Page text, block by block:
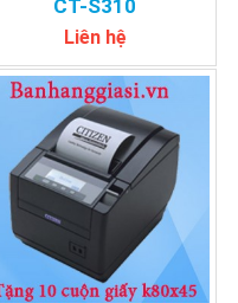
CT-S310
Liên hệ